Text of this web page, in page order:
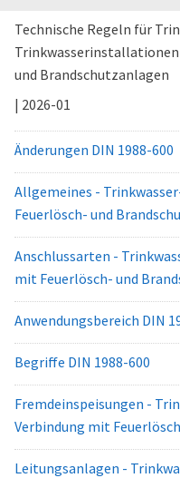
Technische Regeln für
und Brandschutzanlagen
| 2026-01
Änderungen DIN 1988-600
Allgemeines -
Feuerlösch- und
Anschlussarten -
mit Feuerlösch- und
Anwendungsbereich DIN
Begriffe DIN 1988-600
Fremdeinspeisungen -
Verbindung mit
Leitungsanlagen -